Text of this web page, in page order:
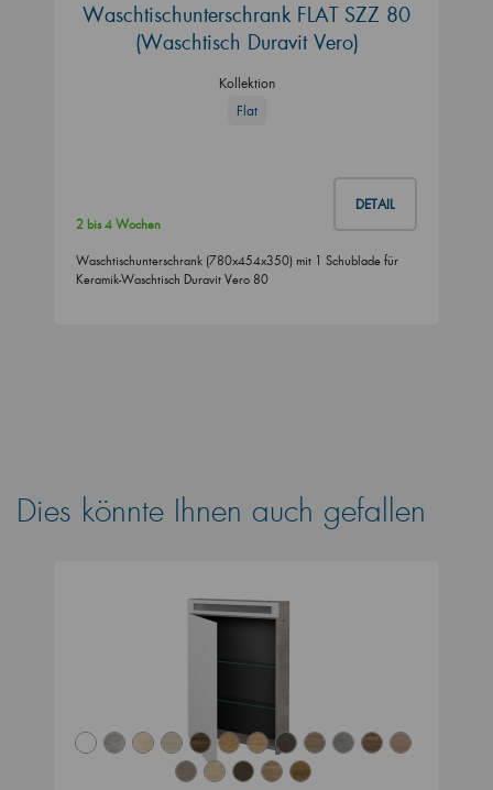
Waschtischunterschrank FLAT SZZ 80
(Waschtisch Duravit Vero)
Kollektion
Flat
DETAIL
2 bis 4 Wochen
Waschtischunterschrank (780x454x350) mit 1 Schublade für
Keramik-Waschtisch Duravit Vero 80
Dies könnte Ihnen auch gefallen